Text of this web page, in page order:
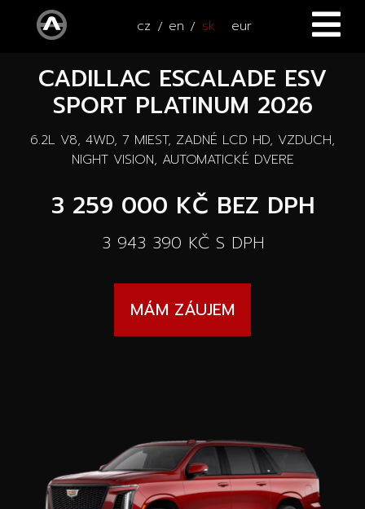
cz en sk eur
ÚVOD
VOZIDLÁ
Všetky vozidlá
Nové vozidlá
Autooutlet Design
Jazdené vozidlá
ŠTVORKOLKY
SERVIS
PRÍSLUŠENSTVO
CADILLAC ESCALADE ESV
SPORT PLATINUM 2026
6.2L V8, 4WD, 7 MIEST, ZADNÉ LCD HD, VZDUCH,
NIGHT VISION, AUTOMATICKÉ DVERE
3 259 000 KČ BEZ DPH
3 943 390 KČS DPH
MÁM ZÁUJEM